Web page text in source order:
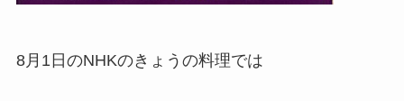
8月1日のNHKのきょうの料理では